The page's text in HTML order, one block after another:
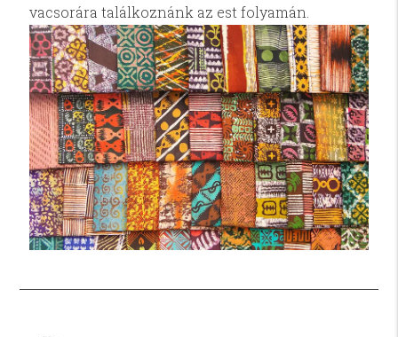
vacsorára találkoznánk az est folyamán.